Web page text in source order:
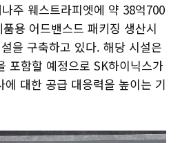
주 웨스트라피엣에 약 38억700
용 어드밴스드 패키징 생산시
을 구축하고 있다. 해당 시설은
포함할 예정으로 SK하이닉스가
대한 공급 대응력을 높이는 기